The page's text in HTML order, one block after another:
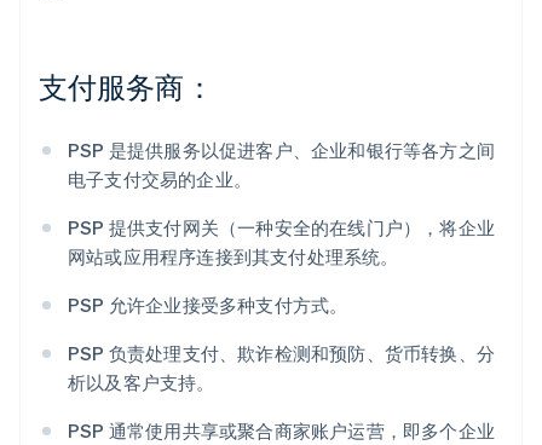
支付服务商：
PSP 是提供服务以促进客户、企业和银行等各方之间
电子支付交易的企业。
PSP 提供支付网关（一种安全的在线门户），将企业
网站或应用程序连接到其支付处理系统。
PSP 允许企业接受多种支付方式。
PSP 负责处理支付、欺诈检测和预防、货币转换、分
析以及客户支持。
PSP 通常使用共享或聚合商家账户运营，即多个企业